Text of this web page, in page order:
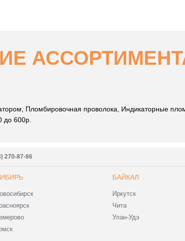
АССОРТИМЕНТА
Пломбировочная проволока, Индикаторные
до 600р.
270-87-86
БАЙКАЛ
Иркутск
Чита
Улан-Удэ